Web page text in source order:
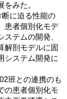
みた。
に迫る性能の
患者個別化モデ
テムの開発、
解剖モデルに固
システム開発に
班との連携のも
の患者個別化モ